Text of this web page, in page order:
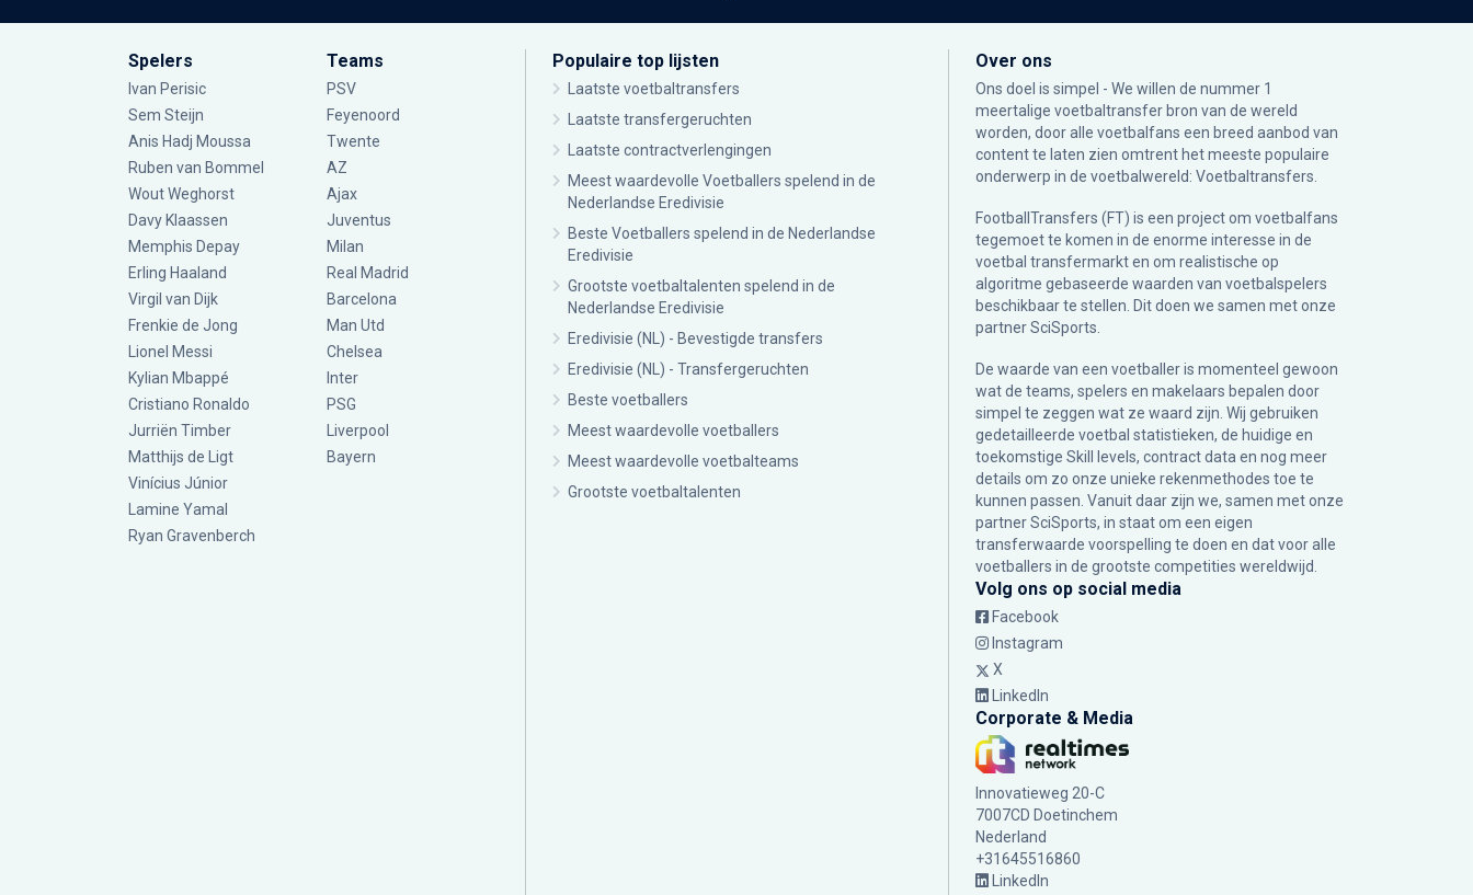
Spelers
Ivan Perisic
Sem Steijn
Anis Hadj Moussa
Ruben van Bommel
Wout Weghorst
Davy Klaassen
Memphis Depay
Erling Haaland
Virgil van Dijk
Frenkie de Jong
Lionel Messi
Kylian Mbappé
Cristiano Ronaldo
Jurriën Timber
Matthijs de Ligt
Vinícius Júnior
Lamine Yamal
Ryan Gravenberch
Teams
PSV
Feyenoord
Twente
AZ
Ajax
Juventus
Milan
Real Madrid
Barcelona
Man Utd
Chelsea
Inter
PSG
Liverpool
Bayern
Populaire top lijsten
Laatste voetbaltransfers
Laatste transfergeruchten
Laatste contractverlengingen
Meest waardevolle Voetballers spelend in de
Nederlandse Eredivisie
Beste Voetballers spelend in de Nederlandse
Eredivisie
Grootste voetbaltalenten spelend in de
Nederlandse Eredivisie
Eredivisie (NL) - Bevestigde transfers
Eredivisie (NL) - Transfergeruchten
Beste voetballers
Meest waardevolle voetballers
Meest waardevolle voetbalteams
Grootste voetbaltalenten
Over ons
Ons doel is simpel - We willen de nummer 1
meertalige voetbaltransfer bron van de wereld
worden, door alle voetbalfans een breed aanbod van
content te laten zien omtrent het meeste populaire
onderwerp in de voetbalwereld: Voetbaltransfers.
FootballTransfers (FT) is een project om voetbalfans
tegemoet te komen in de enorme interesse in de
voetbal transfermarkt en om realistische op
algoritme gebaseerde waarden van voetbalspelers
beschikbaar te stellen. Dit doen we samen met onze
partnerSciSports
De waarde van een voetballer is momenteel gewoon
wat de teams, spelers en makelaars bepalen door
simpel te zeggen wat ze waard zijn. Wij gebruiken
gedetailleerde voetbal statistieken, de huidige en
toekomstige Skill levels, contract data en nog meer
details om zo onze unieke rekenmethodes toe te
kunnen passen. Vanuit daar zijn we, samen met onze
partner SciSports, in staat om een eigen
transferwaarde voorspelling te doen en dat voor alle
voetballers in de grootste competities wereldwijd.
Volg ons op social media
Facebook
Instagram
X
LinkedIn
Corporate & Media
Innovatieweg 20-C
7007CD Doetinchem
Nederland
+31645516860
LinkedIn